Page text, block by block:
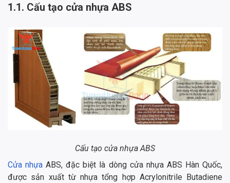
1.1. Cấu tạo cửa nhựa ABS
Cấu tạo cửa nhựa ABS
Cửa nhựa ABS, đặc biệt là dòng cửa nhựa ABS Hàn Quốc,
được sản xuất từ nhựa tổng hợp Acrylonitrile Butadiene